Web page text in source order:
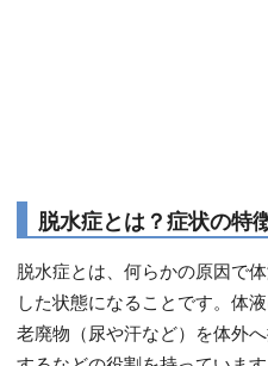
脱水症とは？症状の特
脱水症とは、何らかの原因で
した状態になることです。体
老廃物（尿や汗など）を体外